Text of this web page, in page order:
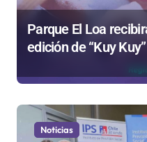
Parque El Loa
edición de “Kuy
Noticias